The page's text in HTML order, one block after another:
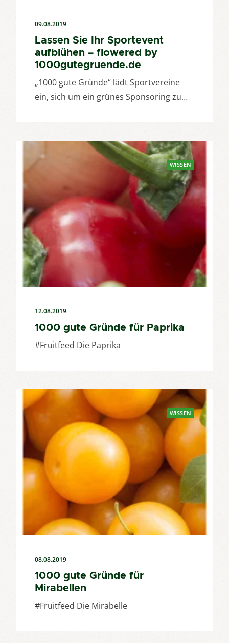
09.08.2019
Lassen Sie Ihr Sportevent
aufblühen – flowered by
1000gutegruende.de
„1000 gute Gründe“ lädt Sportvereine
ein, sich um ein grünes Sponsoring zu…
WISSEN
12.08.2019
1000 gute Gründe für Paprika
#Fruitfeed Die Paprika
WISSEN
08.08.2019
1000 gute Gründe für
Mirabellen
#Fruitfeed Die Mirabelle